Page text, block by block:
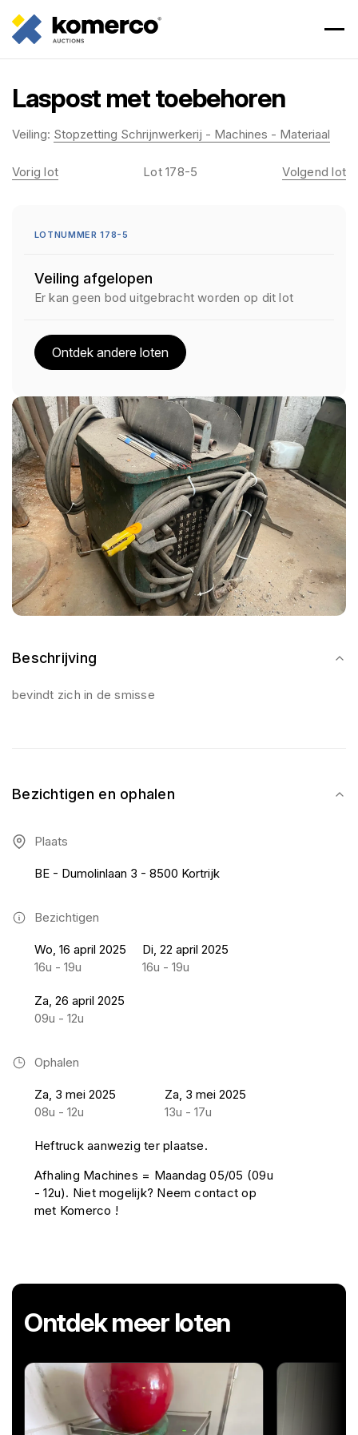
Laspost met toebehoren
Veiling: Stopzetting Schrijnwerkerij - Machines - Materiaal
Beschrijving
bevindt zich in de smisse
Bezichtigen en ophalen
Plaats
BE - Dumolinlaan 3 - 8500 Kortrijk
Bezichtigen
Wo, 16 april 2025
16u - 19u
Di, 22 april 2025
16u - 19u
Za, 26 april 2025
09u - 12u
Ophalen
Za, 3 mei 2025
08u - 12u
Za, 3 mei 2025
13u - 17u
Heftruck aanwezig ter plaatse.
Afhaling Machines = Maandag 05/05 (09u
- 12u). Niet mogelijk? Neem contact op
met Komerco !
Vorig lot Lot 178-5 Volgend lot
LOTNUMMER 178-5
Veiling afgelopen
Er kan geen bod uitgebracht worden op dit lot
Ontdek andere loten
Ontdek meer loten